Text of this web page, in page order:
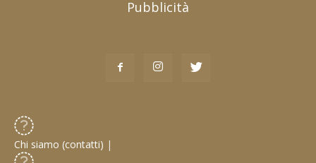
Pubblicità
Chi siamo (contatti) |